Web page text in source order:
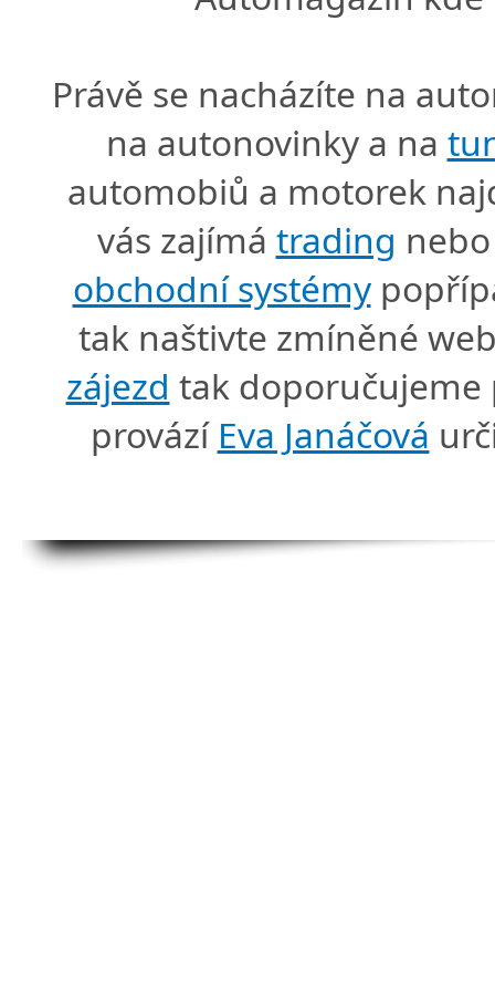
Právě se nacházíte na
na autonovinky a na
automobiů a motorek
vás zajímá trading
obchodní systémy
tak naštivte zmíněné
zájezd tak doporučujeme
provází Eva Janáčová